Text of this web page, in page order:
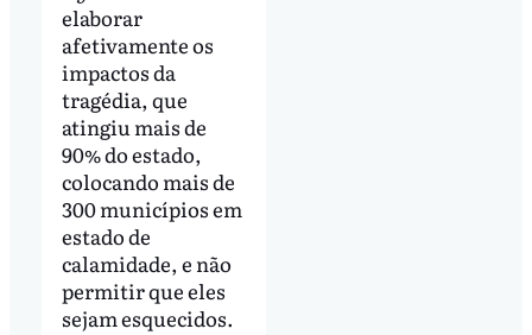
elaborar
afetivamente os
impactos da
tragédia, que
atingiu mais de
90% do estado,
colocando mais de
300 municípios em
estado de
calamidade, e não
permitir que eles
sejam esquecidos.